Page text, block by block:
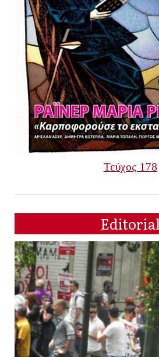
Τεύχος 178
Editorial